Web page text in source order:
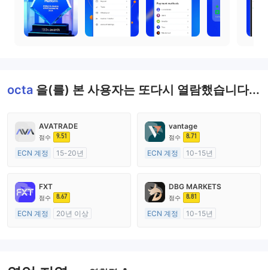
octa 을(를) 본 사용자는 또다시 열람했습니다...
AVATRADE
점수 9.51
ECN 계정
15-20년
외환 거래 라이선스 (MM)
마스터 레이블 MT4
vantage
점수 8.71
ECN 계정
10-15년
외환 거래 라이선스 (MM)
마스터 레이블 MT4
FXT
점수 8.67
ECN 계정
20년 이상
DBG MARKETS
점수 8.81
ECN 계정
10-15년